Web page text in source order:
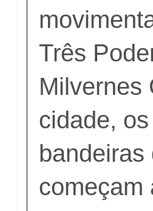
Três
Milvernes
cidade,
bandeiras
começam